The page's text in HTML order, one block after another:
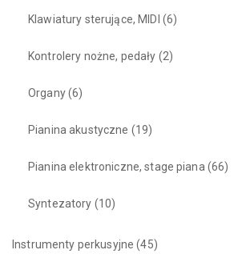
Klawiatury sterujące, MIDI (6)
Kontrolery nożne, pedały (2)
Organy(6)
Pianina akustyczne (19)
Pianina elektroniczne, stage piana(66)
Syntezatory (10)
Instrumenty perkusyjne (45)